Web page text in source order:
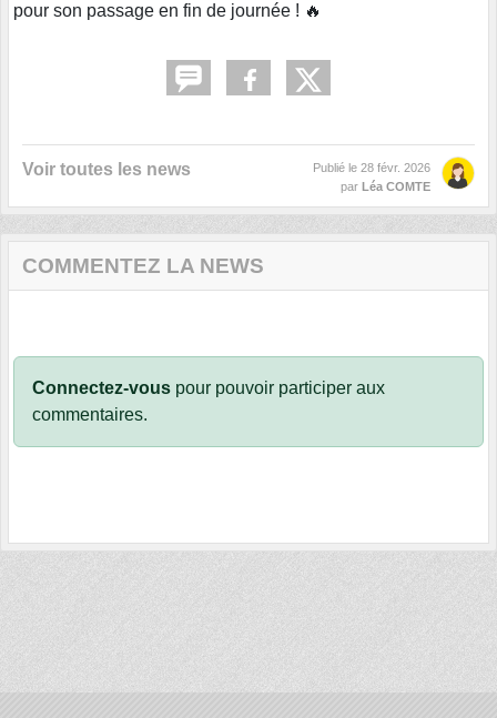
pour son passage en fin de journée ! 🔥
Voir toutes les news Publié le 28 févr. 2026
par Léa COMTE
COMMENTEZ LA NEWS
Connectez-vous pour pouvoir participer aux
commentaires.